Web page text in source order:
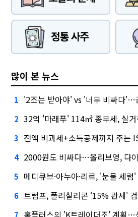
많이 본 뉴스
1 '2조는 받아야' vs '너무 비싸다'…
2 32억 '마래푸' 114㎡ 종부세, 실거주
3 전액 비과세+소득공제까지 주는
4 2000원도 비싸다…올리브영, 다이소
5 메디큐브·아누아·리르, '눈물 세
6 트럼프, 폴리실리콘 '15% 관세' 검토…
7 홈플러스의 'K트레이더조' 계획…